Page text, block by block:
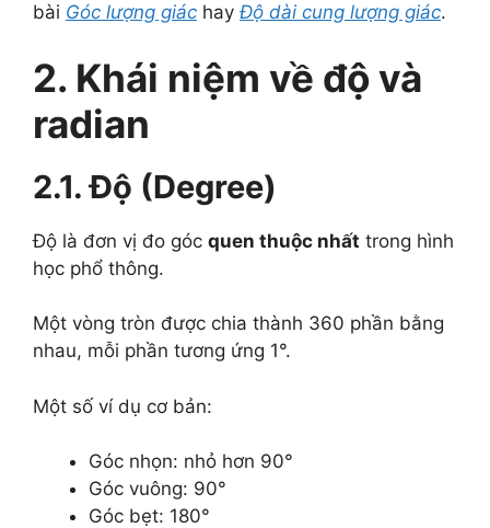
bài Góc lượng giác hay Độ dài cung lượng giác.
2. Khái niệm về độ và
radian
2.1. Độ (Degree)
Độ là đơn vị đo góc quen thuộc nhất trong hình
học phổ thông.
Một vòng tròn được chia thành 360 phần bằng
nhau, mỗi phần tương ứng 1°.
Một số ví dụ cơ bản:
Góc nhọn: nhỏ hơn 90°
Góc vuông: 90°
Góc bẹt: 180°